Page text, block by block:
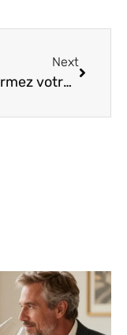
Next
Transformez votre idée en entreprise : 5 étapes clés pour un lancement réussi